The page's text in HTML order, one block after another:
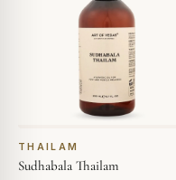
THAILAM
Sudhabala Thailam